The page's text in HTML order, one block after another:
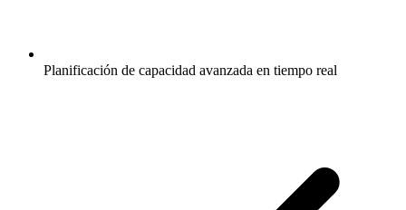
Planificación de capacidad avanzada en tiempo real